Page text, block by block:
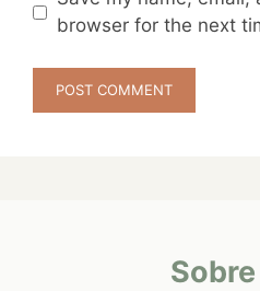
browser for the next